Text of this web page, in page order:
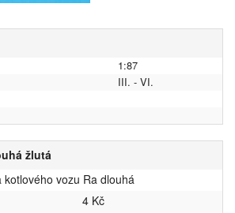
1:87
III. - VI.
žlutá
vozu Ra dlouhá
4 Kč